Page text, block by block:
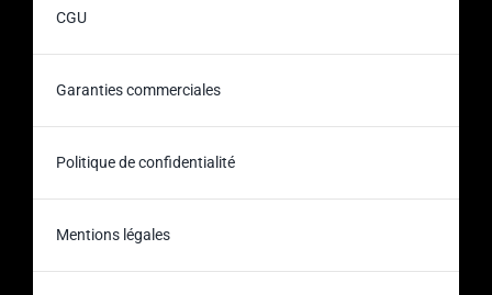
CGU
Garanties commerciales
Politique de confidentialité
Mentions légales